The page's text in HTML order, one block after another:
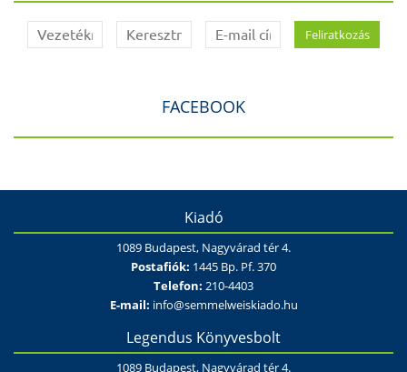
FACEBOOK
Kiadó
1089 Budapest, Nagyvárad tér 4.
Postafiók: 1445 Bp. Pf. 370
Telefon: 210-4403
E-mail: info@semmelweiskiado.hu
Legendus Könyvesbolt
1089 Budapest, Nagyvárad tér 4.